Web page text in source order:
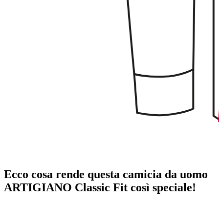
Ecco cosa rende questa camicia da uomo
ARTIGIANO Classic Fit così speciale!